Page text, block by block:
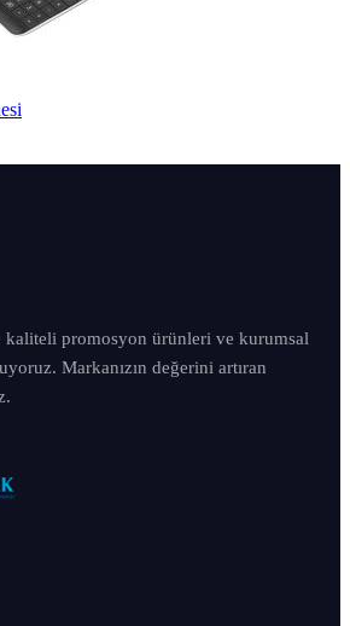
kaliteli promosyon ürünleri ve kurumsal
Markanızın değerini artıran